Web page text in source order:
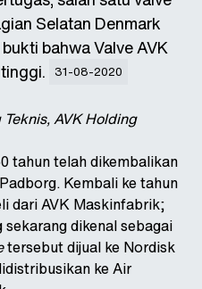
Selatan Denmark
bahwa Valve AVK
31-08-2020
AVK Holding
tahun telah dikembalikan
Kembali ke tahun
dari AVK Maskinfabrik;
sekarang dikenal sebagai
tersebut dijual ke Nordisk
ke Air